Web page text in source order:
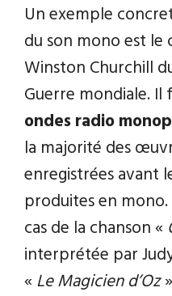
Un exemple
du son mono est le
Winston Churchill
Guerre mondiale. Il
ondes radio
la majorité des
enregistrées avant
produites en
cas de la chanson «
interprétée par
«Le Magicien d’Oz